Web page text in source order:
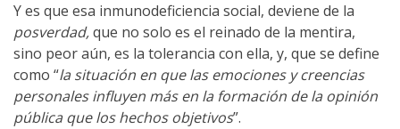
Y es que esa inmunodeficiencia social, deviene de la
posverdad,que no solo es el reinado de la mentira,
sino peor aún, es la tolerancia con ella, y, que se define
como “la situación en que las emociones y creencias
personales influyen más en la formación de la opinión
pública que los hechos objetivos”.